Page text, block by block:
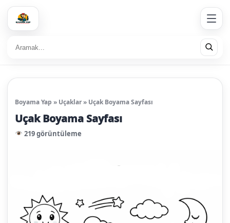
Boyama Yap » Uçaklar» Uçak Boyama Sayfası
Uçak Boyama Sayfası
219 görüntüleme